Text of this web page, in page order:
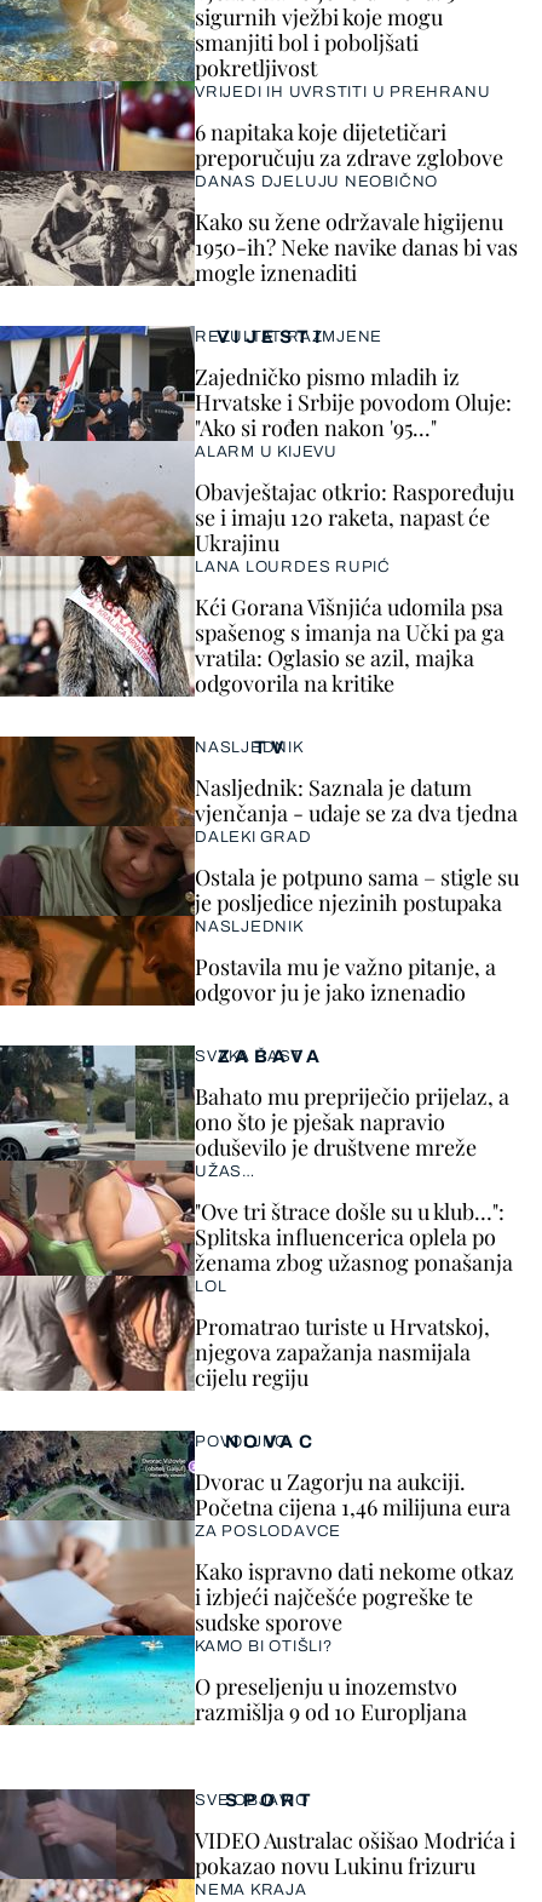
VIJESTI
REZULTAT RAZMJENE
Zajedničko pismo mladih iz
Hrvatske i Srbije povodom Oluje:
"Ako si rođen nakon '95..."
ALARM U KIJEVU
Obavještajac otkrio: Raspoređuju
se i imaju 120 raketa, napast će
Ukrajinu
LANA LOURDES RUPIĆ
Kći Gorana Višnjića udomila psa
spašenog s imanja na Učki pa ga
vratila: Oglasio se azil, majka
odgovorila na kritike
sigurnih vježbi koje mogu
smanjiti bol i poboljšati
pokretljivost
VRIJEDI IH UVRSTITI U PREHRANU
6 napitaka koje dijetetičari
preporučuju za zdrave zglobove
DANAS DJELUJU NEOBIČNO
Kako su žene održavale higijenu
1950-ih? Neke navike danas bi vas
mogle iznenaditi
ZABAVA
SVAKA ČAST
Bahato mu prepriječio prijelaz, a
ono što je pješak napravio
oduševilo je društvene mreže
UŽAS…
"Ove tri štrace došle su u klub…":
Splitska influencerica oplela po
ženama zbog užasnog ponašanja
LOL
Promatrao turiste u Hrvatskoj,
njegova zapažanja nasmijala
cijelu regiju
SPORT
SVE OBJAVIO
VIDEO Australac ošišao Modrića i
pokazao novu Lukinu frizuru
NEMA KRAJA
TV
NASLJEDNIK
Nasljednik: Saznala je datum
vjenčanja - udaje se za dva tjedna
DALEKI GRAD
Ostala je potpuno sama – stigle su
je posljedice njezinih postupaka
NASLJEDNIK
Postavila mu je važno pitanje, a
odgovor ju je jako iznenadio
NOVAC
POVOLJNO
Dvorac u Zagorju na aukciji.
Početna cijena 1,46 milijuna eura
ZA POSLODAVCE
Kako ispravno dati nekome otkaz
i izbjeći najčešće pogreške te
sudske sporove
KAMO BI OTIŠLI?
O preseljenju u inozemstvo
razmišlja 9 od 10 Europljana